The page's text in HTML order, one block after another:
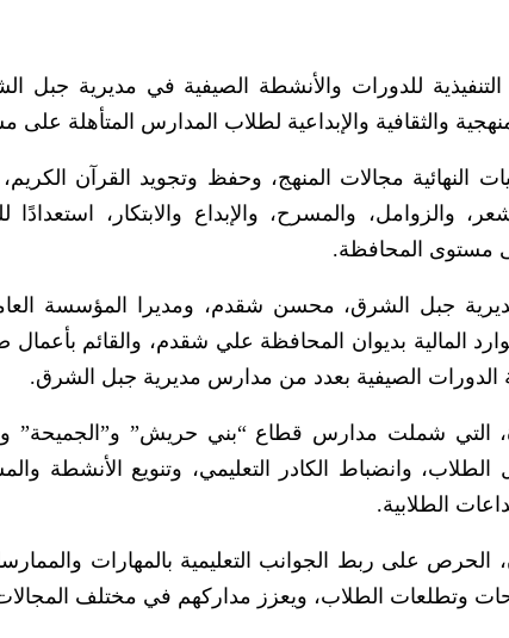
للدورات والأنشطة الصيفية في مديرية جبل
والثقافية والإبداعية لطلاب المدارس المتأهلة على
النهائية مجالات المنهج، وحفظ وتجويد القرآن
والزوامل، والمسرح، والإبداع والابتكار،
مستوى المحافظة.
جبل الشرق، محسن شقدم، ومديرا المؤسسة العامة
المالية بديوان المحافظة علي شقدم، والقائم
الدورات الصيفية بعدد من مدارس مديرية جبل الشرق.
التي شملت مدارس قطاع “بني حريش” و”الجميحة”
وانضباط الكادر التعليمي، وتنويع الأنشطة
الطلابية.
الحرص على ربط الجوانب التعليمية بالمهارات
وتطلعات الطلاب، ويعزز مداركهم في مختلف